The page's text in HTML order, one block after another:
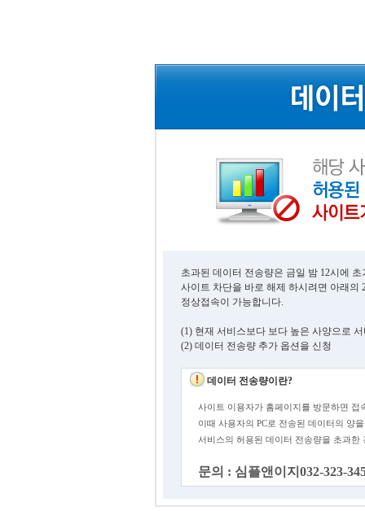
초과된 데이터 전송량은 금일 밤 12시에
사이트 차단을 바로 해제 하시려면 아래의
정상접속이 가능합니다.
(1) 현재 서비스보다 보다 높은 사양으로
(2) 데이터 전송량 추가 옵션을 신청
데이터 전송량이란?
사이트 이용자가 홈페이지를 방문하면 접
이때 사용자의 PC로 전송된 데이터의 양
서비스의 허용된 데이터 전송량을 초과
문의 : 심플앤이지032-323-